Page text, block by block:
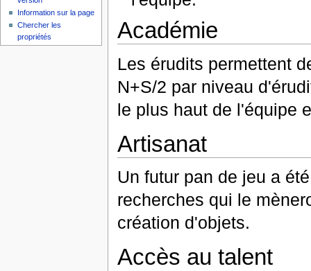
Académie
Les érudits permettent
N+S/2 par niveau
le plus haut de l'équipe
Artisanat
Un futur pan de jeu a
recherches qui le
création d'objets.
Accès au talent
Information sur la page
Chercher les
propriétés